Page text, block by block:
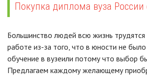
Покупка диплома вуза России
Большинство людей всю жизнь
работе из-за того, что в юности не
обучение в вузеили потому что выбор
Предлагаем каждому желающему